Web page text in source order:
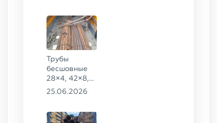
09Г2С
Трубы
бесшовные
28×4, 42×8,
73×14,
20
25.06.2026